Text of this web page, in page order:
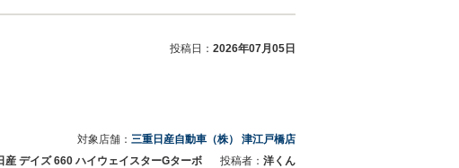
投稿日： 2026年07月05日
対象店舗： 三重日産自動車（株） 津江戸橋店
産 デイズ 660 ハイウェイスターGターボ 投稿者： 洋くん